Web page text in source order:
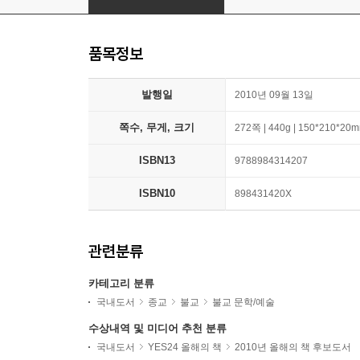
품목정보
발행일 2010년 09월 13일
쪽수, 무게, 크기 272쪽 | 440g |
ISBN13 9788984314207
ISBN10 898431420X
관련분류
카테고리 분류
국내도서 종교 불교 불교 문학/예술
수상내역 및 미디어 추천 분류
국내도서 YES24 올해의 책 2010년 올해의 책 후보도서